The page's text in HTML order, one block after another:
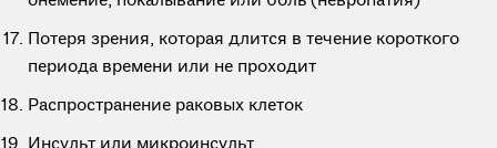
Потеря зрения, которая длится в течение короткого
периода времени или не проходит
Распространение раковых клеток